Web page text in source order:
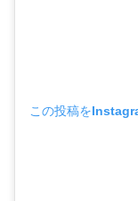
この投稿を